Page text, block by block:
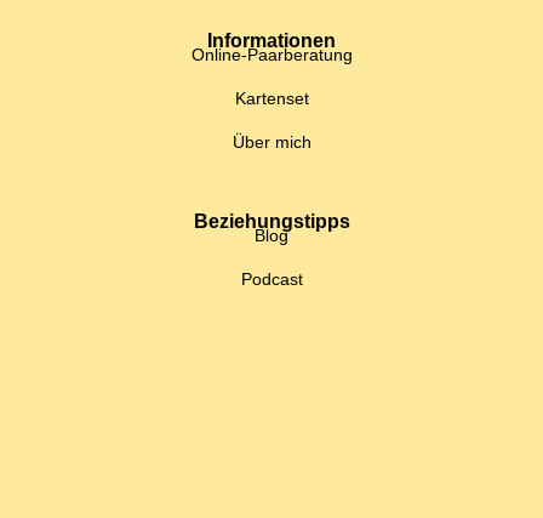
Informationen
Online-Paarberatung
Kartenset
Über mich
Beziehungstipps
Blog
Podcast